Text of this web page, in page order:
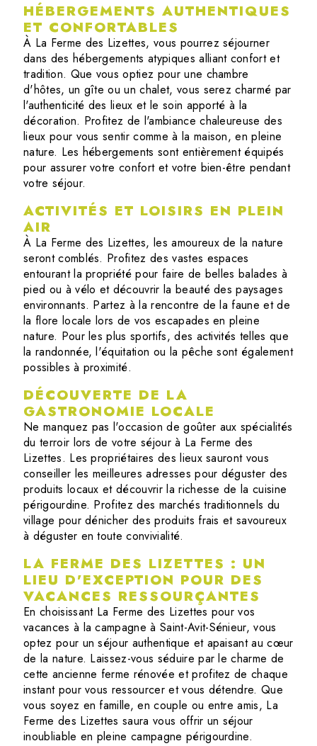
HÉBERGEMENTS AUTHENTIQUES
ET CONFORTABLES
À La Ferme des Lizettes, vous pourrez séjourner
dans des hébergements atypiques alliant confort et
tradition. Que vous optiez pour une chambre
d'hôtes, un gîte ou un chalet, vous serez charmé par
l'authenticité des lieux et le soin apporté à la
décoration. Profitez de l'ambiance chaleureuse des
lieux pour vous sentir comme à la maison, en pleine
nature. Les hébergements sont entièrement équipés
pour assurer votre confort et votre bien-être pendant
votre séjour.
ACTIVITÉS ET LOISIRS EN PLEIN
AIR
À La Ferme des Lizettes, les amoureux de la nature
seront comblés. Profitez des vastes espaces
entourant la propriété pour faire de belles balades à
pied ou à vélo et découvrir la beauté des paysages
environnants. Partez à la rencontre de la faune et de
la flore locale lors de vos escapades en pleine
nature. Pour les plus sportifs, des activités telles que
la randonnée, l'équitation ou la pêche sont également
possibles à proximité.
DÉCOUVERTE DE LA
GASTRONOMIE LOCALE
Ne manquez pas l'occasion de goûter aux spécialités
du terroir lors de votre séjour à La Ferme des
Lizettes. Les propriétaires des lieux sauront vous
conseiller les meilleures adresses pour déguster des
produits locaux et découvrir la richesse de la cuisine
périgourdine. Profitez des marchés traditionnels du
village pour dénicher des produits frais et savoureux
à déguster en toute convivialité.
LA FERME DES LIZETTES : UN
LIEU D'EXCEPTION POUR DES
VACANCES RESSOURÇANTES
En choisissant La Ferme des Lizettes pour vos
vacances à la campagne à Saint-Avit-Sénieur, vous
optez pour un séjour authentique et apaisant au cœur
de la nature. Laissez-vous séduire par le charme de
cette ancienne ferme rénovée et profitez de chaque
instant pour vous ressourcer et vous détendre. Que
vous soyez en famille, en couple ou entre amis, La
Ferme des Lizettes saura vous offrir un séjour
inoubliable en pleine campagne périgourdine.